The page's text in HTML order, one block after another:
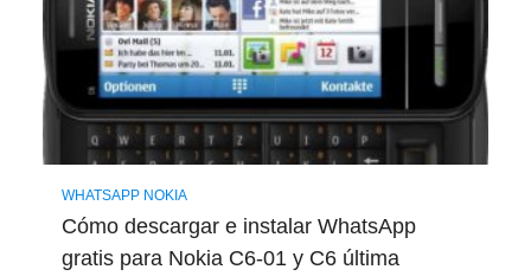
WHATSAPP NOKIA
Cómo descargar e instalar WhatsApp
gratis para Nokia C6-01 y C6 última